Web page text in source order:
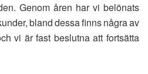
Genom åren har vi belönats
bland dessa finns några av
vi är fast beslutna att fortsätta